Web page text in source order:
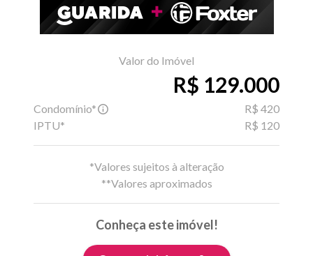
Valor do Imóvel
R$ 129.000
Condomínio*
R$ 420
IPTU*
R$ 120
*Valores sujeitos à alteração
**Valores aproximados
Conheça este imóvel!